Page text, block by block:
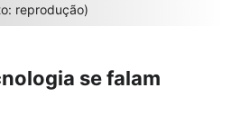
reprodução)
se falam